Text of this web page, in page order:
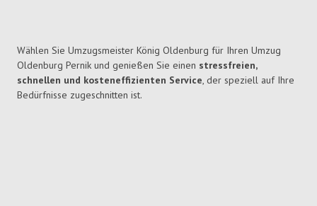
Wählen Sie Umzugsmeister König Oldenburg für Ihren Umzug
Oldenburg Pernik und genießen Sie einen stressfreien,
schnellen und kosteneffizienten Service, der speziell auf Ihre
Bedürfnisse zugeschnitten ist.